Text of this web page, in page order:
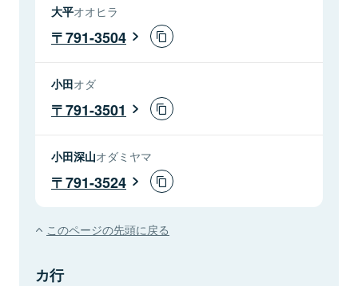
大平オオヒラ
791-3504
小田オダ
791-3501
小田深山オダミヤマ
791-3524
このページの先頭に戻る
カ行